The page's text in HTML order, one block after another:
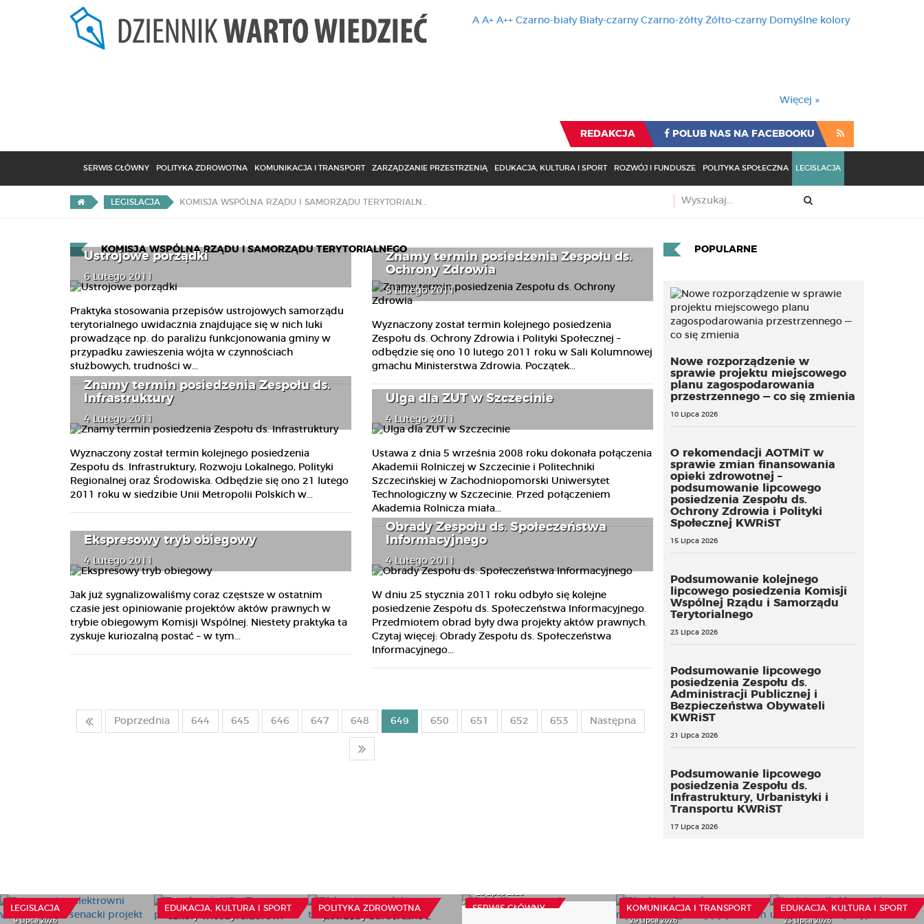
A A+ A++ Czarno-biały Biały-czarny Czarno-żółty Żółto-czarny Domyślne kolory
Więcej »
REDAKCJA POLUB NAS NA FACEBOOKU
SERWIS GŁÓWNY POLITYKA ZDROWOTNA KOMUNIKACJA I TRANSPORT ZARZĄDZANIE PRZESTRZENIĄ EDUKACJA, KULTURA I SPORT ROZWÓJ I FUNDUSZE POLITYKA SPOŁECZNA LEGISLACJA
LEGISLACJA
KOMISJA WSPÓLNA RZĄDU I SAMORZĄDU TERYTORIALNEGO
Ustrojowe porządki
6 Lutego 2011
Praktyka stosowania przepisów ustrojowych samorządu
terytorialnego uwidacznia znajdujące się w nich luki
prowadzące np. do paraliżu funkcjonowania gminy w
przypadku zawieszenia wójta w czynnościach
służbowych, trudności w...
Znamy termin posiedzenia Zespołu ds.
Ochrony Zdrowia
5 Lutego 2011
Wyznaczony został termin kolejnego posiedzenia
Zespołu ds. Ochrony Zdrowia i Polityki Społecznej –
odbędzie się ono 10 lutego 2011 roku w Sali Kolumnowej
gmachu Ministerstwa Zdrowia. Początek...
Znamy termin posiedzenia Zespołu ds.
Infrastruktury
4 Lutego 2011
Wyznaczony został termin kolejnego posiedzenia
Zespołu ds. Infrastruktury, Rozwoju Lokalnego, Polityki
Regionalnej oraz Środowiska. Odbędzie się ono 21 lutego
2011 roku w siedzibie Unii Metropolii Polskich w...
Ulga dla ZUT w Szczecinie
4 Lutego 2011
Ustawa z dnia 5 września 2008 roku dokonała połączenia
Akademii Rolniczej w Szczecinie i Politechniki
Szczecińskiej w Zachodniopomorski Uniwersytet
Technologiczny w Szczecinie. Przed połączeniem
Akademia Rolnicza miała...
Ekspresowy tryb obiegowy
4 Lutego 2011
Jak już sygnalizowaliśmy coraz częstsze w ostatnim
czasie jest opiniowanie projektów aktów prawnych w
trybie obiegowym Komisji Wspólnej. Niestety praktyka ta
zyskuje kuriozalną postać – w tym...
Obrady Zespołu ds. Społeczeństwa
Informacyjnego
4 Lutego 2011
W dniu 25 stycznia 2011 roku odbyło się kolejne
posiedzenie Zespołu ds. Społeczeństwa Informacyjnego.
Przedmiotem obrad były dwa projekty aktów prawnych.
Czytaj więcej: Obrady Zespołu ds. Społeczeństwa
Informacyjnego...
Poprzednia 644 645 646 647 648 649 650 651 652 653 Następna
POPULARNE
Nowe rozporządzenie w
sprawie projektu miejscowego
planu zagospodarowania
przestrzennego — co się zmienia
10 Lipca 2026
O rekomendacji AOTMiT w
sprawie zmian finansowania
opieki zdrowotnej –
podsumowanie lipcowego
posiedzenia Zespołu ds.
Ochrony Zdrowia i Polityki
Społecznej KWRiST
15 Lipca 2026
Podsumowanie kolejnego
lipcowego posiedzenia Komisji
Wspólnej Rządu i Samorządu
Terytorialnego
23 Lipca 2026
Podsumowanie lipcowego
posiedzenia Zespołu ds.
Administracji Publicznej i
Bezpieczeństwa Obywateli
KWRiST
21 Lipca 2026
Podsumowanie lipcowego
posiedzenia Zespołu ds.
Infrastruktury, Urbanistyki i
Transportu KWRiST
17 Lipca 2026
LEGISLACJA
9 Lipca 2026
EDUKACJA, KULTURA I SPORT POLITYKA ZDROWOTNA
potrzeby zdrowotne z
SERWIS GŁÓWNY
20 Lipca 2026
KOMUNIKACJA I TRANSPORT
29 Lipca 2026
EDUKACJA, KULTURA I SPORT
23 Lipca 2026